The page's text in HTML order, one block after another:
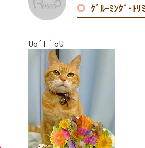
はじめて犬を飼う方へ
はじめて猫を飼う方へ
ｸﾞﾙｰﾐﾝｸﾞ･ﾄ
Uo´ I ｀oU